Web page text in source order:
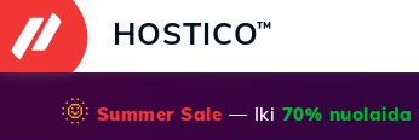
HOSTICO™
🌞 Summer Sale — Iki 70% nuolaida